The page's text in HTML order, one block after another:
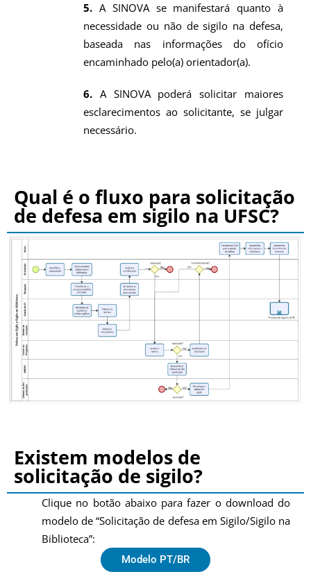
5. A SINOVA se manifestará quanto à
necessidade ou não de sigilo na defesa,
baseada nas informações do ofício
encaminhado pelo(a) orientador(a).
6. A SINOVA poderá solicitar maiores
esclarecimentos ao solicitante, se julgar
necessário.
Qual é o fluxo para solicitação
de defesa em sigilo na UFSC?
Existem modelos de
solicitação de sigilo?
Clique no botão abaixo para fazer o download do
modelo de “Solicitação de defesa em Sigilo/Sigilo na
Biblioteca”:
Modelo PT/BR